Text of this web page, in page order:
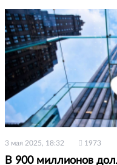
3 мая 2025, 18:32 1973
В 900 миллионов